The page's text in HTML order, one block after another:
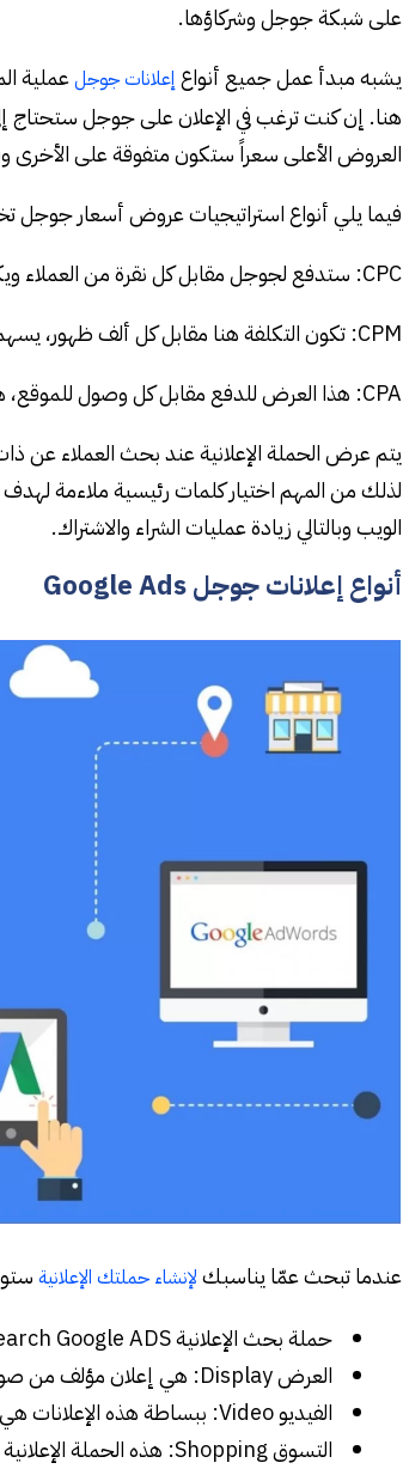
على شبكة جوجل وشركاؤها.
يشبه مبدأ عمل جميع أنواع إعلانات جوجلعملية
هنا. إن كنت ترغب في الإعلان على جوجل ستحتاج
العروض الأعلى سعراً ستكون متفوقة على الأخرى
فيما يلي أنواع استراتيجيات عروض أسعار جوجل
CPC: ستدفع لجوجل مقابل كل نقرة من العملاء ويكون مفيداً بغاية زيادة زوار موقع الويب الخاص بك.
CPM: تكون التكلفة هنا مقابل كل ألف ظهور، يسهم هذا في الترويج لعلامتك التجارية.
CPA: هذا العرض للدفع مقابل كل وصول للموقع، هذه الاستراتيجية مفيدة لزيادة عمليات الاشتراك والشراء.
يتم عرض الحملة الإعلانية عند بحث العملاء عن
لذلك من المهم اختيار كلمات رئيسية ملاءمة
الويب وبالتالي زيادة عمليات الشراء والاشتراك.
أنواع إعلانات جوجل Google Ads
عندما تبحث عمّا يناسبك لإنشاء حملتك الإعلانية
حملة بحث الإعلانية Search Google ADS: عبارة عن اعلانات نصية.
العرض Display: هي إعلان مؤلف من صورة تصف المنتج.
الفيديو Video: ببساطة هذه الإعلانات هي التي تظهر على اليوتيوب.
التسوق Shopping: هذه الحملة الإعلانية تمثل قوائم المنتجات التي نراها على جوجل.